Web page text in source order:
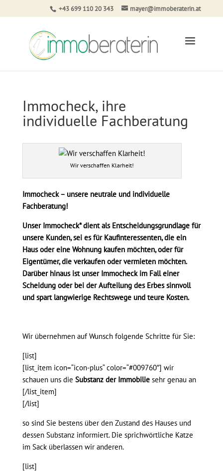
+43 699 110 20 343 mayer@immoberaterin.at
Immocheck, ihre
individuelle Fachberatung
Wir verschaffen Klarheit!
Immocheck – unsere neutrale und individuelle
Fachberatung!
Unser Immocheck* dient als Entscheidungsgrundlage für
unsere Kunden, sei es für Kaufinteressenten, die ein
Haus oder eine Wohnung kaufen möchten, oder für
Eigentümer, die verkaufen oder vermieten möchten.
Darüber hinaus ist unser Immocheck im Fall einer
Scheidung oder bei der Aufteilung des Erbes sinnvoll
und spart langwierige Rechtswege und teure Kosten.
Wir übernehmen auf Wunsch folgende Schritte für Sie:
[list]
[list_item icon=“icon-plus“ color=“#009760″] wir
schauen uns die Substanz der Immobiliesehr genau an
[/list_item]
[/list]
so sind Sie bestens über den Zustand des Hauses und
dessen Substanz informiert. Die sprichwörtliche Katze
im Sack überlassen wir anderen.
[list]